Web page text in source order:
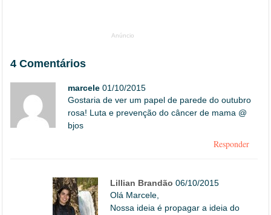
Anúncio
4 Comentários
marcele 01/10/2015
Gostaria de ver um papel de parede do outubro
rosa! Luta e prevenção do câncer de mama @
bjos
Responder
Lillian Brandão 06/10/2015
Olá Marcele,
Nossa ideia é propagar a ideia do